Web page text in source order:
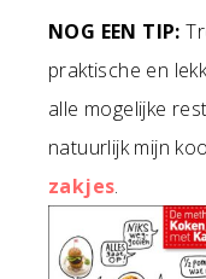
NOG EEN TIP:
praktische en
alle mogelijke
natuurlijk mijn
zakjes.